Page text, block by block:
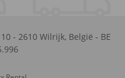
- 2610 Wilrijk, België - BE